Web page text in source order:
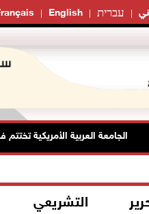
English עברית
الجامعة العربية الأمريكية تختتم
التشريعي